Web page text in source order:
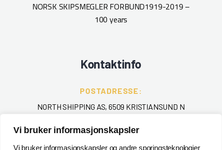
Vi bruker informasjonskapsler
Vi bruker informasjonskapsler og andre sporingsteknologier
NORSK SKIPSMEGLER FORBUND1919-2019 –
100 years
Kontaktinfo
POSTADRESSE:
NORTH SHIPPING AS, 6509 KRISTIANSUND N
TELEFON:
+ 47 715 40 000